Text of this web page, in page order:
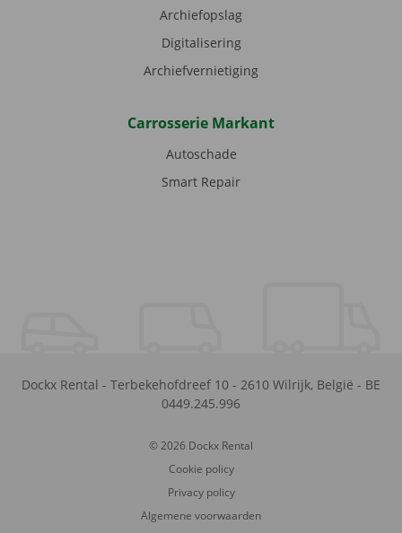
Archiefopslag
Digitalisering
Archiefvernietiging
Carrosserie Markant
Autoschade
Smart Repair
Dockx Rental - Terbekehofdreef 10 - 2610 Wilrijk, België - BE
0449.245.996
© 2026 Dockx Rental
Cookie policy
Privacy policy
Algemene voorwaarden